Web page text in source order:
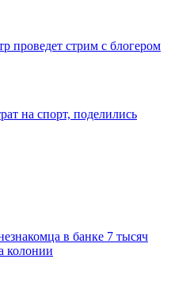
проведет стрим с блогером
на спорт, поделились
в банке 7 тысяч
колонии